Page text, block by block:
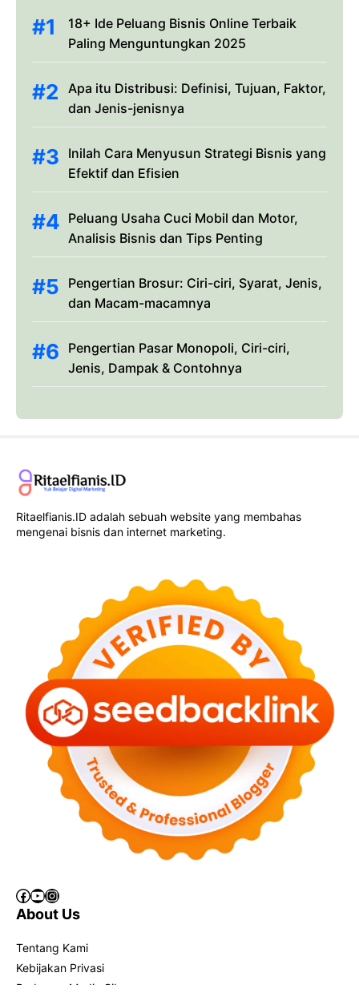
18+ Ide Peluang Bisnis Online Terbaik
Paling Menguntungkan 2025
Apa itu Distribusi: Definisi, Tujuan, Faktor,
dan Jenis-jenisnya
Inilah Cara Menyusun Strategi Bisnis yang
Efektif dan Efisien
Peluang Usaha Cuci Mobil dan Motor,
Analisis Bisnis dan Tips Penting
Pengertian Brosur: Ciri-ciri, Syarat, Jenis,
dan Macam-macamnya
Pengertian Pasar Monopoli, Ciri-ciri,
Jenis, Dampak & Contohnya
Ritaelfianis.ID adalah sebuah website yang membahas
mengenai bisnis dan internet marketing.
Facebook
YouTube
Instagram
About Us
Tentang Kami
Kebijakan Privasi
Pedoman Media Siber